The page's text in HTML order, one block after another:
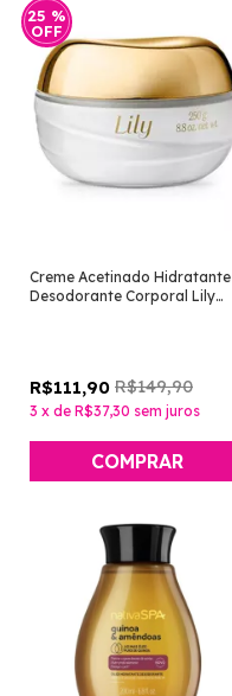
25 %
OFF
Creme Acetinado Hidratante
Desodorante Corporal Lily
R$111,90 R$149,90
3 x de R$37,30 sem juros